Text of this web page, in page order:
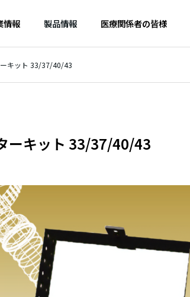
情報 製品情報 医療関係者の皆様
ェリー用ド
ガイドシステ
テム
キット 33/37/40/43
ーキット 33/37/40/43